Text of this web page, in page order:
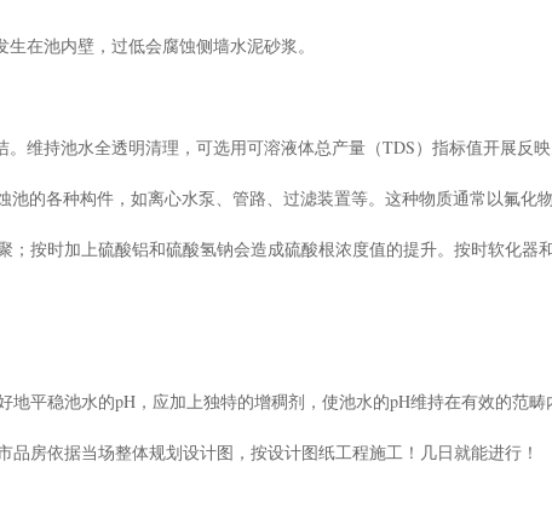
在池内壁，过低会腐蚀侧墙水泥砂浆。
维持池水全透明清理，可选用可溶液体总产量（TDS）指标值开展反
池的各种构件，如离心水泵、管路、过滤装置等。这种物质通常以氟化
；按时加上硫酸铝和硫酸氢钠会造成硫酸根浓度值的提升。按时软化器
平稳池水的pH，应加上独特的增稠剂，使池水的pH维持在有效的范畴
房依据当场整体规划设计图，按设计图纸工程施工！几日就能进行！